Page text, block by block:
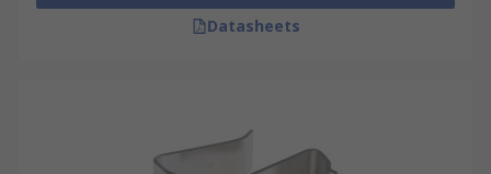
Datasheets